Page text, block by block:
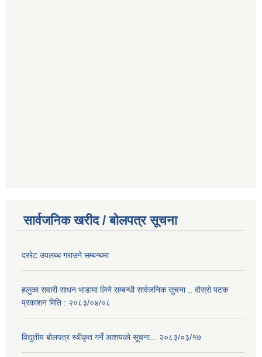
सार्वजनिक खरीद / बोलपत्र सूचना
दररेट उपलब्ध गराउने सम्बन्धमा
हलुका सवारी साधन भाडामा लिने सम्बन्धी सार्वजनिक सूचना .. दोस्रो पटक
प्रकाशन मिति : २०८३/०४/०८
विद्युतीय बोलपत्र स्वीकृत गर्ने आशयको सूचना... २०८३/०३/१७